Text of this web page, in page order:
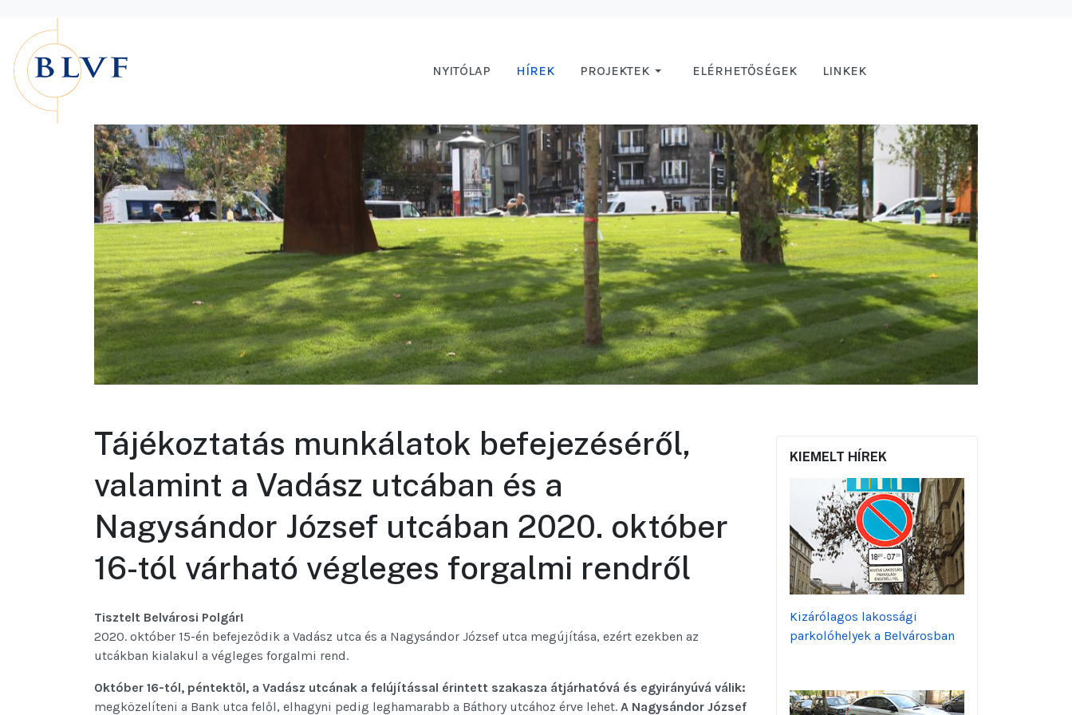
NYITÓLAP HÍREK PROJEKTEK ELÉRHETŐSÉGEK LINKEK
Tájékoztatás munkálatok befejezéséről,
valamint a Vadász utcában és a
Nagysándor József utcában 2020. október
16-tól várható végleges forgalmi rendről
Tisztelt Belvárosi Polgár!
2020. október 15-én befejeződik a Vadász utca és a Nagysándor József utca megújítása, ezért ezekben az
utcákban kialakul a végleges forgalmi rend.
Október 16-tól, péntektől, a Vadász utcának a felújítással érintett szakasza átjárhatóvá és egyirányúvá válik:
megközelíteni a Bank utca felől, elhagyni pedig leghamarabb a Báthory utcához érve lehet. A Nagysándor József
KIEMELT HÍREK
Kizárólagos lakossági
parkolóhelyek a Belvárosban